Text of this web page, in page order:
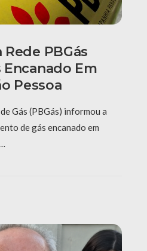
PBGás
Encanado Em
Pessoa
Gás (PBGás) informou a
de gás encanado em